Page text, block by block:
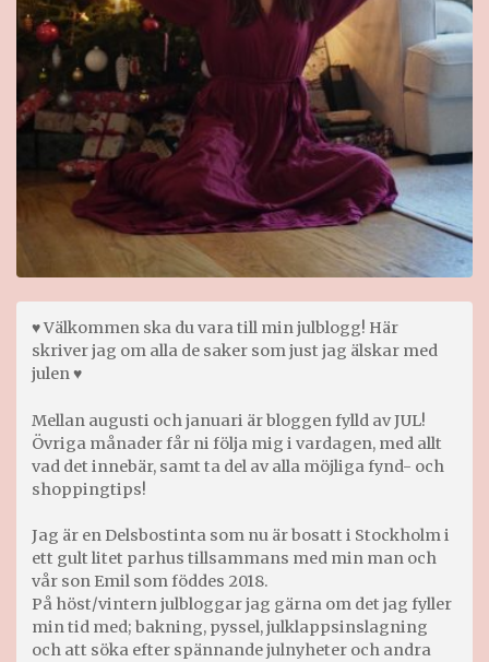
♥ Välkommen ska du vara till min julblogg! Här
skriver jag om alla de saker som just jag älskar med
julen ♥
Mellan augusti och januari är bloggen fylld av JUL!
Övriga månader får ni följa mig i vardagen, med allt
vad det innebär, samt ta del av alla möjliga fynd- och
shoppingtips!
Jag är en Delsbostinta som nu är bosatt i Stockholm i
ett gult litet parhus tillsammans med min man och
vår son Emil som föddes 2018.
På höst/vintern julbloggar jag gärna om det jag fyller
min tid med; bakning, pyssel, julklappsinslagning
och att söka efter spännande julnyheter och andra